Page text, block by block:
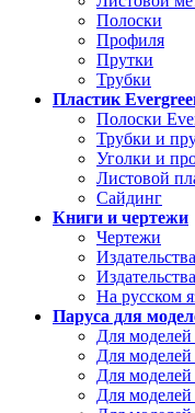
Полоски
Профиля
Прутки
Трубки
Пластик
Полоски
Трубки и
Уголки и
Листовой
Сайдинг
Книги и чертежи
Чертежи
На русском
Паруса для
Для
Для моделей
Для моделей
Для моделей